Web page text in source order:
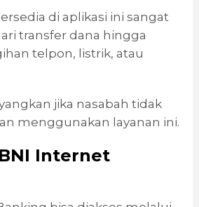
di aplikasi ini sangat
transfer dana hingga
telpon, listrik, atau
jika nasabah tidak
menggunakan layanan ini.
Internet